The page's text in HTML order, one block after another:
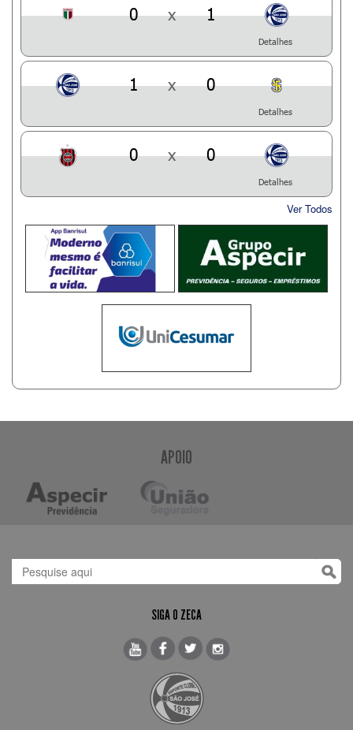
0 x 1
Detalhes
1 x 0
Detalhes
0 x 0
Detalhes
Ver Todos
APOIO
SIGA O ZECA